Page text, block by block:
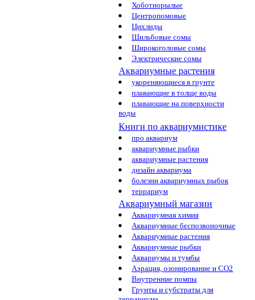
Хоботнорылые
Центропомовые
Цихлиды
Шильбовые сомы
Широкоголовые сомы
Электрические сомы
Аквариумные растения
укореняющиеся в грунте
плавающие в толще воды
плавающие на поверхности
воды
Книги по аквариумистике
про аквариум
аквариумные рыбки
аквариумные растения
дизайн аквариума
болезни аквариумных рыбок
террариум
Аквариумный магазин
Аквариумная химия
Аквариумные беспозвоночные
Аквариумные растения
Аквариумные рыбки
Аквариумы и тумбы
Аэрация, озонирование и CO2
Внутренние помпы
Грунты и субстраты для